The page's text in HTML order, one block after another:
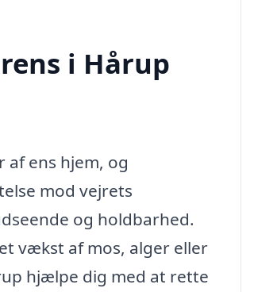
i Hårup
af ens hjem, og
mod vejrets
og holdbarhed.
vækst af mos, alger eller
hjælpe dig med at rette